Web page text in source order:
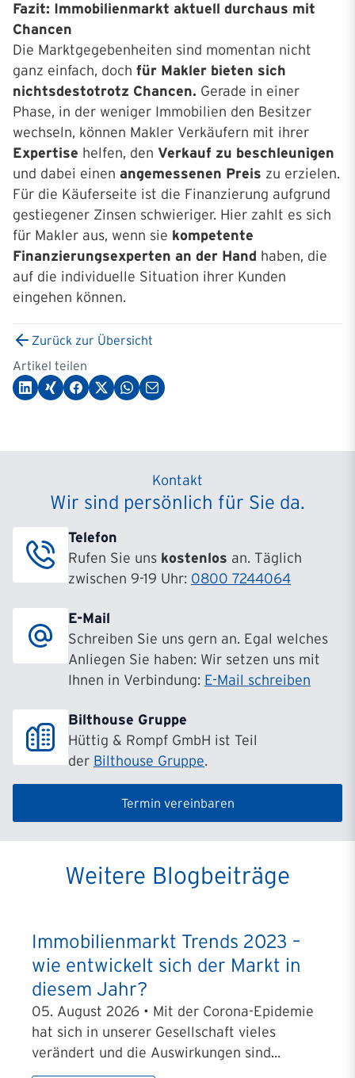
Fazit: Immobilienmarkt aktuell durchaus mit
Chancen
Die Marktgegebenheiten sind momentan nicht
ganz einfach, doch für Makler bieten sich
nichtsdestotrotz Chancen. Gerade in einer
Phase, in der weniger Immobilien den Besitzer
wechseln, können Makler Verkäufern mit ihrer
Expertise helfen, den Verkauf zu beschleunigen
und dabei einen angemessenen Preis zu erzielen.
Für die Käuferseite ist die Finanzierung aufgrund
gestiegener Zinsen schwieriger. Hier zahlt es sich
für Makler aus, wenn sie kompetente
Finanzierungsexperten an der Hand haben, die
auf die individuelle Situation ihrer Kunden
eingehen können.
Zurück zur Übersicht
Artikel teilen
Kontakt
Wir sind persönlich für Sie da.
Telefon
Rufen Sie uns kostenlos an. Täglich
zwischen 9-19 Uhr: 0800 7244064
E-Mail
Schreiben Sie uns gern an. Egal welches
Anliegen Sie haben: Wir setzen uns mit
Ihnen in Verbindung: E-Mail schreiben
Bilthouse Gruppe
Hüttig & Rompf GmbH ist Teil
der Bilthouse Gruppe.
Termin vereinbaren
Weitere Blogbeiträge
Immobilienmarkt Trends 2023 –
wie entwickelt sich der Markt in
diesem Jahr?
05. August 2026 • Mit der Corona-Epidemie
hat sich in unserer Gesellschaft vieles
verändert und die Auswirkungen sind...